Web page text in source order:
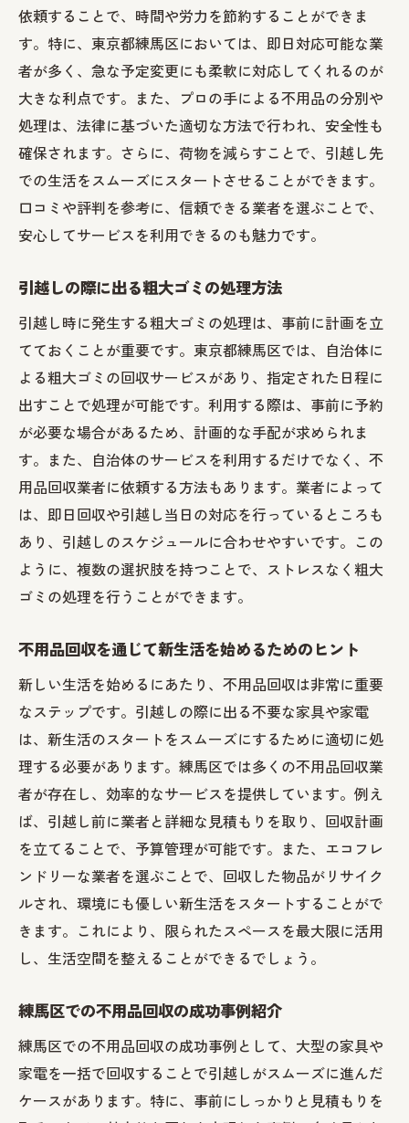
依頼することで、時間や労力を節約することができま
す。特に、東京都練馬区においては、即日対応可能な業
者が多く、急な予定変更にも柔軟に対応してくれるのが
大きな利点です。また、プロの手による不用品の分別や
処理は、法律に基づいた適切な方法で行われ、安全性も
確保されます。さらに、荷物を減らすことで、引越し先
での生活をスムーズにスタートさせることができます。
口コミや評判を参考に、信頼できる業者を選ぶことで、
安心してサービスを利用できるのも魅力です。
引越しの際に出る粗大ゴミの処理方法
引越し時に発生する粗大ゴミの処理は、事前に計画を立
てておくことが重要です。東京都練馬区では、自治体に
よる粗大ゴミの回収サービスがあり、指定された日程に
出すことで処理が可能です。利用する際は、事前に予約
が必要な場合があるため、計画的な手配が求められま
す。また、自治体のサービスを利用するだけでなく、不
用品回収業者に依頼する方法もあります。業者によって
は、即日回収や引越し当日の対応を行っているところも
あり、引越しのスケジュールに合わせやすいです。この
ように、複数の選択肢を持つことで、ストレスなく粗大
ゴミの処理を行うことができます。
不用品回収を通じて新生活を始めるためのヒント
新しい生活を始めるにあたり、不用品回収は非常に重要
なステップです。引越しの際に出る不要な家具や家電
は、新生活のスタートをスムーズにするために適切に処
理する必要があります。練馬区では多くの不用品回収業
者が存在し、効率的なサービスを提供しています。例え
ば、引越し前に業者と詳細な見積もりを取り、回収計画
を立てることで、予算管理が可能です。また、エコフレ
ンドリーな業者を選ぶことで、回収した物品がリサイク
ルされ、環境にも優しい新生活をスタートすることがで
きます。これにより、限られたスペースを最大限に活用
し、生活空間を整えることができるでしょう。
練馬区での不用品回収の成功事例紹介
練馬区での不用品回収の成功事例として、大型の家具や
家電を一括で回収することで引越しがスムーズに進んだ
ケースがあります。特に、事前にしっかりと見積もりを